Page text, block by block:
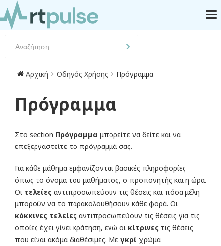
Αρχική Οδηγός Χρήσης Πρόγραμμα
Πρόγραμμα
Στο section Πρόγραμμα μπορείτε να δείτε και να
επεξεργαστείτε το πρόγραμμά σας.
Για κάθε μάθημα εμφανίζονται βασικές πληροφορίες
όπως το όνομα του μαθήματος, ο προπονητής και η ώρα.
Οι τελείες αντιπροσωπεύουν τις θέσεις και πόσα μέλη
μπορούν να το παρακολουθήσουν κάθε φορά. Οι
κόκκινες τελείες αντιπροσωπεύουν τις θέσεις για τις
οποίες έχει γίνει κράτηση, ενώ οι κίτρινες τις θέσεις
που είναι ακόμα διαθέσιμες. Με γκρί χρώμα